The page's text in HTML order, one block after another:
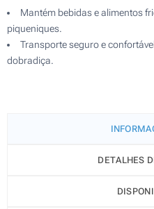
Mantém bebidas e alimentos
piqueniques.
Transporte seguro e
dobradiça.
DETALHES